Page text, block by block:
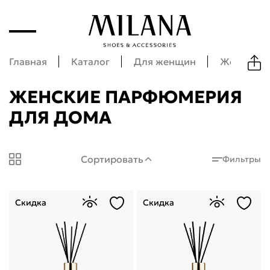
Главная Каталог Для женщин Женские
ЖЕНСКИЕ ПАРФЮМЕРИЯ
ДЛЯ ДОМА
Сортировать Фильтры
Скидка Скидка
Укажите свой город